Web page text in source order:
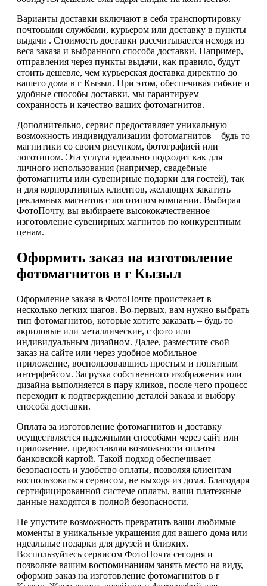
Варианты доставки включают в себя транспортировку
почтовыми службами, курьером или доставку в пункты
выдачи . Стоимость доставки рассчитывается исходя из
веса заказа и выбранного способа доставки. Например,
отправления через пункты выдачи, как правило, будут
стоить дешевле, чем курьерская доставка директно до
вашего дома в г Кызыл. При этом, обеспечивая гибкие и
удобные способы доставки, мы гарантируем
сохранность и качество ваших фотомагнитов.
Дополнительно, сервис предоставляет уникальную
возможность индивидуализации фотомагнитов – будь то
магнитики со своим рисунком, фотографией или
логотипом. Эта услуга идеально подходит как для
личного использования (например, свадебные
фотомагниты или сувенирные подарки для гостей), так
и для корпоративных клиентов, желающих закатить
рекламных магнитов с логотипом компании. Выбирая
ФотоПочту, вы выбираете высококачественное
изготовление сувенирных магнитов по конкурентным
ценам.
Оформить заказ на изготовление
фотомагнитов в г Кызыл
Оформление заказа в ФотоПочте проистекает в
несколько легких шагов. Во-первых, вам нужно выбрать
тип фотомагнитов, которые хотите заказать – будь то
акриловые или металлические, с фото или
индивидуальным дизайном. Далее, разместите свой
заказ на сайте или через удобное мобильное
приложение, воспользовавшись простым и понятным
интерфейсом. Загрузка собственного изображения или
дизайна выполняется в пару кликов, после чего процесс
переходит к подтверждению деталей заказа и выбору
способа доставки.
Оплата за изготовление фотомагнитов и доставку
осуществляется надежными способами через сайт или
приложение, предоставляя возможности оплаты
банковской картой. Такой подход обеспечивает
безопасность и удобство оплаты, позволяя клиентам
воспользоваться сервисом, не выходя из дома. Благодаря
сертифицированной системе оплаты, ваши платежные
данные находятся в полной безопасности.
Не упустите возможность превратить ваши любимые
моменты в уникальные украшения для вашего дома или
идеальные подарки для друзей и близких.
Воспользуйтесь сервисом ФотоПочта сегодня и
позвольте вашим воспоминаниям занять место на виду,
оформив заказ на изготовление фотомагнитов в г